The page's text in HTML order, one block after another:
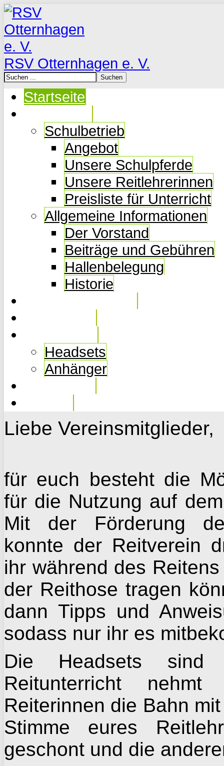
RSV Otternhagen e. V.
Startseite
Schulbetrieb
Angebot
Unsere Schulpferde
Unsere Reitlehrerinnen
Preisliste für Unterricht
Allgemeine Informationen
Der Vorstand
Beiträge und Gebühren
Hallenbelegung
Historie
Headsets
Anhänger
Liebe Vereinsmitglieder,
für euch besteht die
für die Nutzung auf
Mit der Förderung
konnte der Reitverein
ihr während des
der Reithose tragen
dann Tipps und
sodass nur ihr es
Die Headsets
Reitunterricht
Reiterinnen die Bahn
Stimme eures
geschont und die